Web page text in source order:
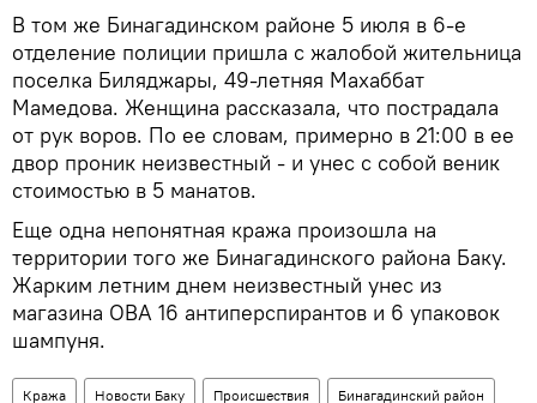
В том же Бинагадинском районе 5 июля в 6-е
отделение полиции пришла с жалобой жительница
поселка Биляджары, 49-летняя Махаббат
Мамедова. Женщина рассказала, что пострадала
от рук воров. По ее словам, примерно в 21:00 в ее
двор проник неизвестный - и унес с собой веник
стоимостью в 5 манатов.
Еще одна непонятная кража произошла на
территории того же Бинагадинского района Баку.
Жарким летним днем неизвестный унес из
магазина OBA 16 антиперспирантов и 6 упаковок
шампуня.
Кража Новости Баку Происшествия Бинагадинский район